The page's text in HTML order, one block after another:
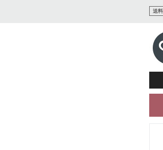
送
すべ
ネー
リン
愛の
愛を
イニ
誕
ネー
マザ
メン